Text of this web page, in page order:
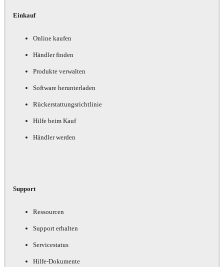
Einkauf
Online kaufen
Händler finden
Produkte verwalten
Software herunterladen
Rückerstattungsrichtlinie
Hilfe beim Kauf
Händler werden
Support
Ressourcen
Support erhalten
Servicestatus
Hilfe-Dokumente